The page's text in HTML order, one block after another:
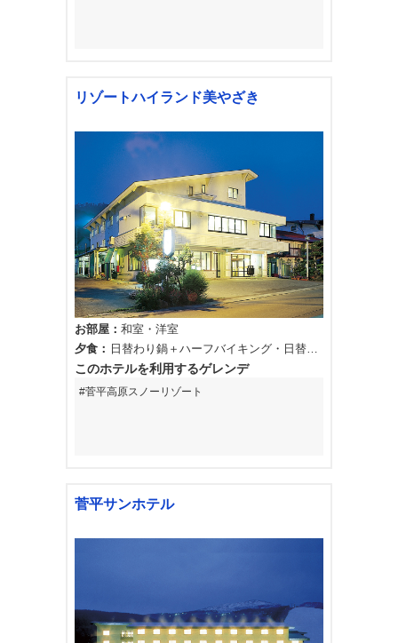
リゾートハイランド美やざき
お部屋 和室
洋室
夕食
日替わり鍋＋ハーフバイキング
日替わ
り鍋＋ビュッフェ（18:00~19:00）
このホテルを利用するゲレンデ
菅平高原スノーリゾート
菅平サンホテル